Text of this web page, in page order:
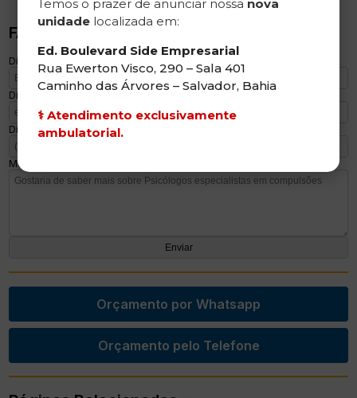
FAÇA UM ORÇAMENTO
Digite seu nome
Digite seu email
Digite seu telefone
Mensagem
Orçamento por Whatsapp
Orçamento pelo Telefone
Temos o prazer de anunciar nossa nova
unidade localizada em:
Ed. Boulevard Side Empresarial
Rua Ewerton Visco, 290 – Sala 401
Caminho das Árvores – Salvador, Bahia
⚕️Atendimento exclusivamente
ambulatorial.